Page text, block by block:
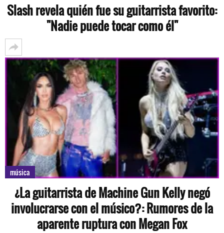
Slash revela quién fue su guitarrista favorito:
"Nadie puede tocar como él"
música
¿La guitarrista de Machine Gun Kelly negó
involucrarse con el músico?: Rumores de la
aparente ruptura con Megan Fox